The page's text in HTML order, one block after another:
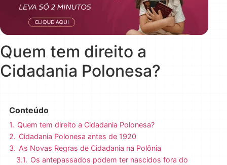
Quem tem direito a
Cidadania Polonesa?
Conteúdo
1. Quem tem direito a Cidadania Polonesa?
2. Cidadania Polonesa antes de 1920
3. As Novas Regras de Cidadania na Polônia
3.1. Os antepassados podem ter nascidos fora do